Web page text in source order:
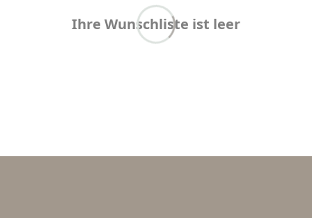
Ihre Wunschliste ist leer